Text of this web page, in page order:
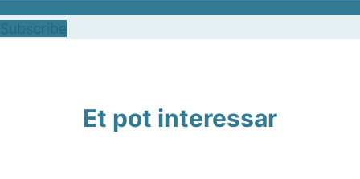
Et pot interessar